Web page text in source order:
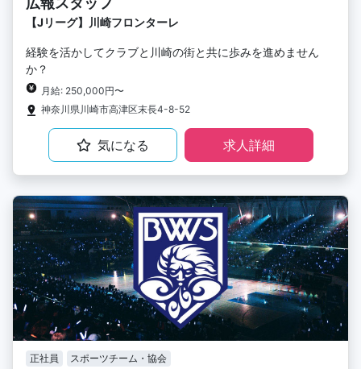
【Jリーグ】川崎フロンターレ
経験を活かしてクラブと川崎の街と共に歩みを進めません
か？
月給: 250,000円〜
神奈川県川崎市高津区末長4-8-52
気になる 求人詳細
正社員 スポーツチーム・協会